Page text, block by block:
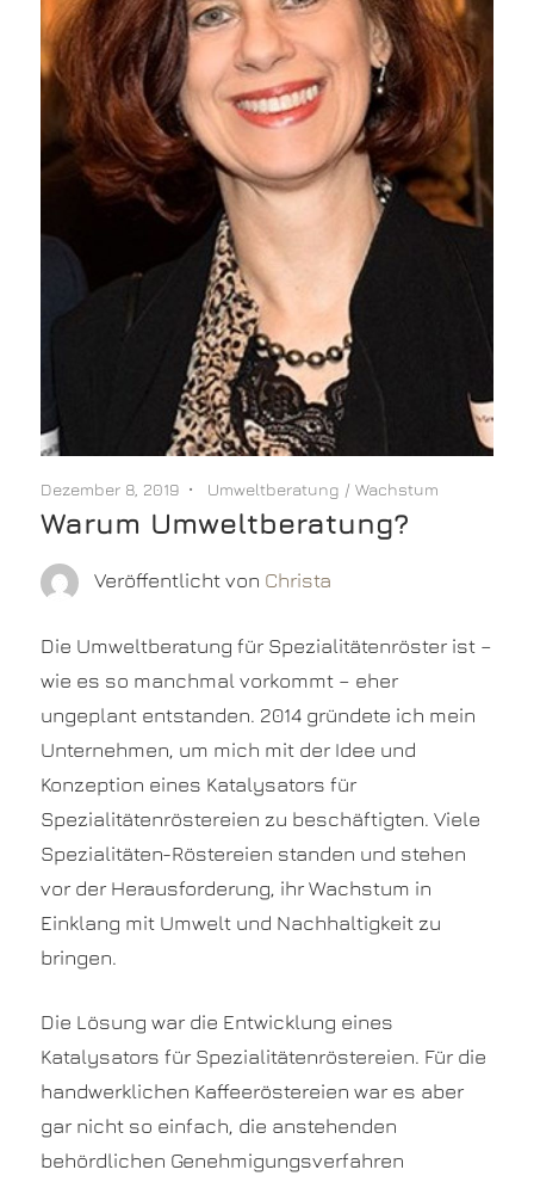
Dezember 8, 2019 Umweltberatung / Wachstum
Warum Umweltberatung?
Veröffentlicht von Christa
Die Umweltberatung für Spezialitätenröster ist –
wie es so manchmal vorkommt – eher
ungeplant entstanden. 2014 gründete ich mein
Unternehmen, um mich mit der Idee und
Konzeption eines Katalysators für
Spezialitätenröstereien zu beschäftigten. Viele
Spezialitäten-Röstereien standen und stehen
vor der Herausforderung, ihr Wachstum in
Einklang mit Umwelt und Nachhaltigkeit zu
bringen.
Die Lösung war die Entwicklung eines
Katalysators für Spezialitätenröstereien. Für die
handwerklichen Kaffeeröstereien war es aber
gar nicht so einfach, die anstehenden
behördlichen Genehmigungsverfahren